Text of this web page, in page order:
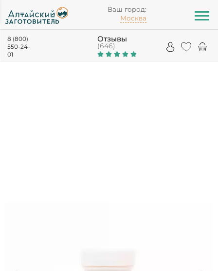
Ваш город:
Москва
8 (800)
550-24-
01
Отзывы
(646)